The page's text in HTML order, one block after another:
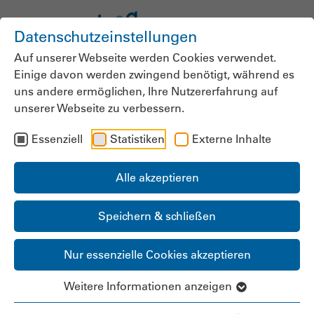
Datenschutzeinstellungen
Auf unserer Webseite werden Cookies verwendet.
Einige davon werden zwingend benötigt, während es
uns andere ermöglichen, Ihre Nutzererfahrung auf
unserer Webseite zu verbessern.
Essenziell Statistiken Externe Inhalte
Alle akzeptieren
Speichern & schließen
Nur essenzielle Cookies akzeptieren
Weitere Informationen anzeigen
Zentral koordiniert,